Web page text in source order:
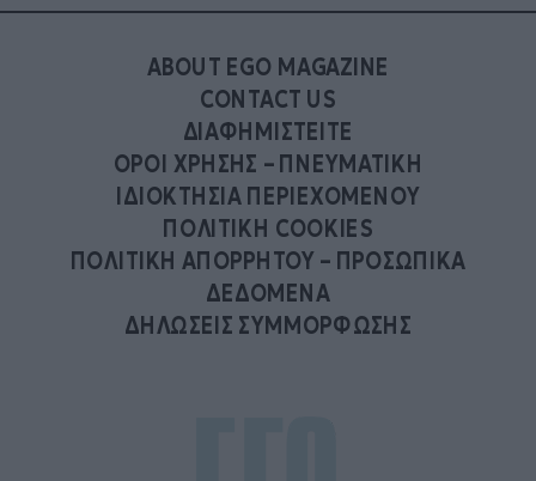
ABOUT EGO MAGAZINE
CONTACT US
ΔΙΑΦΗΜΙΣΤΕΙΤΕ
ΟΡΟΙ ΧΡΗΣΗΣ – ΠΝΕΥΜΑΤΙΚΗ
ΙΔΙΟΚΤΗΣΙΑ ΠΕΡΙΕΧΟΜΕΝΟΥ
ΠΟΛΙΤΙΚΗ COOKIES
ΠΟΛΙΤΙΚΗ ΑΠΟΡΡΗΤΟΥ – ΠΡΟΣΩΠΙΚΑ
ΔΕΔΟΜΕΝΑ
ΔΗΛΩΣΕΙΣ ΣΥΜΜΟΡΦΩΣΗΣ